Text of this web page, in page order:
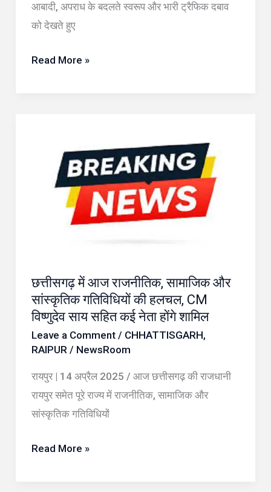
आबादी, अपराध के बदलते स्वरूप और भारी ट्रैफिक दबाव
को देखते हुए
को
लिखा
Read More »
छत्तीसगढ़ में आज राजनीतिक, सामाजिक और
सांस्कृतिक गतिविधियों की हलचल, CM
विष्णुदेव साय सहित कई नेता होंगे शामिल
Leave a Comment / CHHATTISGARH,
RAIPUR/ NewsRoom
रायपुर | 14 अप्रैल 2025 / आज छत्तीसगढ़ की राजधानी
रायपुर समेत पूरे राज्य में राजनीतिक, सामाजिक और
सांस्कृतिक गतिविधियों
राजनीतिक,
हलचल,
CM
विष्णुदेव
साय
नेता
Read More »